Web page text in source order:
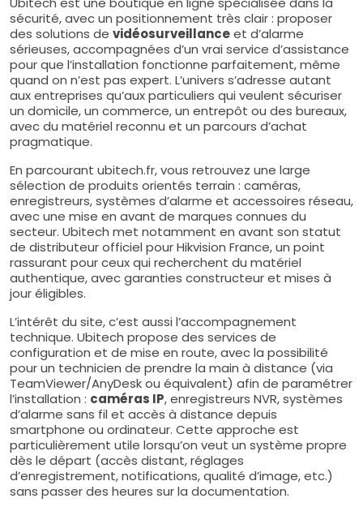
sécurité, avec un positionnement très clair : proposer
des solutions de vidéosurveillanceet d’alarme
sérieuses, accompagnées d’un vrai service d’assistance
pour que l’installation fonctionne parfaitement, même
quand on n’est pas expert. L’univers s’adresse autant
aux entreprises qu’aux particuliers qui veulent sécuriser
un domicile, un commerce, un entrepôt ou des bureaux,
avec du matériel reconnu et un parcours d’achat
pragmatique.
En parcourant ubitech.fr, vous retrouvez une large
sélection de produits orientés terrain : caméras,
enregistreurs, systèmes d’alarme et accessoires réseau,
avec une mise en avant de marques connues du
secteur. Ubitech met notamment en avant son statut
de distributeur officiel pour Hikvision France, un point
rassurant pour ceux qui recherchent du matériel
authentique, avec garanties constructeur et mises à
jour éligibles.
L’intérêt du site, c’est aussi l’accompagnement
technique. Ubitech propose des services de
configuration et de mise en route, avec la possibilité
pour un technicien de prendre la main à distance (via
TeamViewer/AnyDesk ou équivalent) afin de paramétrer
l’installation : caméras IP, enregistreurs NVR, systèmes
d’alarme sans fil et accès à distance depuis
smartphone ou ordinateur. Cette approche est
particulièrement utile lorsqu’on veut un système propre
dès le départ (accès distant, réglages
d’enregistrement, notifications, qualité d’image, etc.)
sans passer des heures sur la documentation.